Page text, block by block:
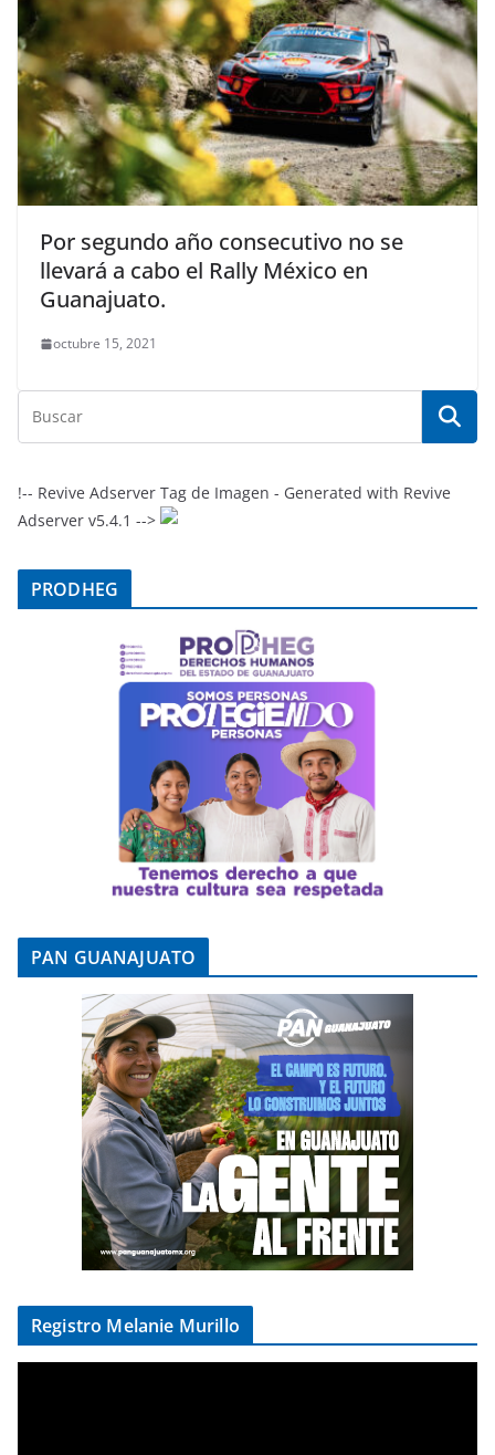
Por segundo año consecutivo no se
llevará a cabo el Rally México en
Guanajuato.
octubre 15, 2021
!-- Revive Adserver Tag de Imagen - Generated with Revive
Adserver v5.4.1 -->
PRODHEG
PAN GUANAJUATO
Registro Melanie Murillo